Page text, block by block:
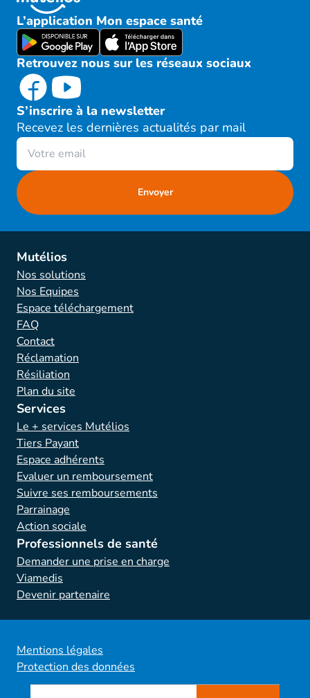
L’application Mon espace santé
Retrouvez nous sur les réseaux sociaux
S’inscrire à la newsletter
Recevez les dernières actualités par mail
Mutélios
Nos solutions
Nos Equipes
Espace téléchargement
FAQ
Contact
Réclamation
Résiliation
Plan du site
Services
Le + services Mutélios
Tiers Payant
Espace adhérents
Evaluer un remboursement
Suivre ses remboursements
Parrainage
Action sociale
Professionnels de santé
Demander une prise en charge
Viamedis
Devenir partenaire
Mentions légales
Protection des données